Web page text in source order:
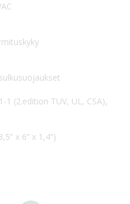
1 (2.edition TUV, UL, CSA),
x 6” x 1,4”)